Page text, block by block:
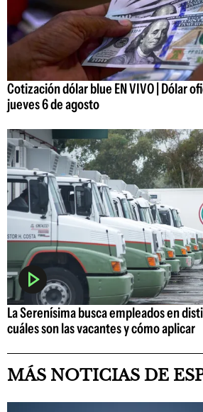
Cotización dólar blue EN VIVO | Dólar
jueves 6 de agosto
La Serenísima busca empleados en
cuáles son las vacantes y cómo aplicar
MÁS NOTICIAS DE